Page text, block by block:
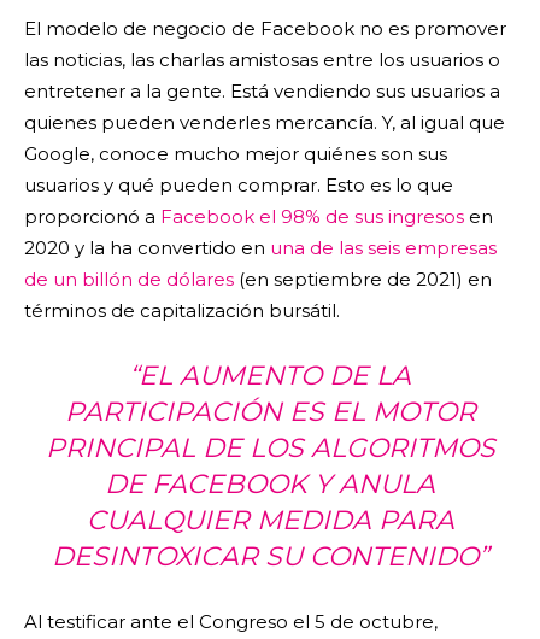
El modelo de negocio de Facebook no es promover
las noticias, las charlas amistosas entre los usuarios o
entretener a la gente. Está vendiendo sus usuarios a
quienes pueden venderles mercancía. Y, al igual que
Google, conoce mucho mejor quiénes son sus
usuarios y qué pueden comprar. Esto es lo que
proporcionó a Facebook el 98% de sus ingresos en
2020 y la ha convertido en una de las seis empresas
de un billón de dólares (en septiembre de 2021) en
términos de capitalización bursátil.
“EL AUMENTO DE LA
PARTICIPACIÓN ES EL MOTOR
PRINCIPAL DE LOS ALGORITMOS
DE FACEBOOK Y ANULA
CUALQUIER MEDIDA PARA
DESINTOXICAR SU CONTENIDO”
Al testificar ante el Congreso el 5 de octubre,